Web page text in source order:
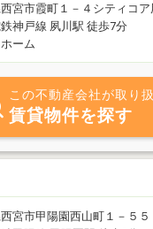
宮市霞町１－４シティコア
神戸線 夙川駅 徒歩7分
ーム
この不動産会社が取り
賃貸物件を探す
宮市甲陽園西山町１－５５